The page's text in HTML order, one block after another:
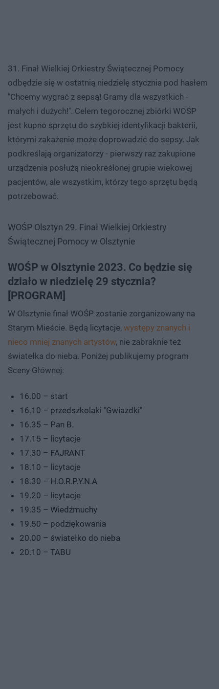
31. Finał Wielkiej Orkiestry Świątecznej Pomocy
odbędzie się w ostatnią niedzielę stycznia pod hasłem
"Chcemy wygrać z sepsą! Gramy dla wszystkich -
małych i dużych!". Celem tegorocznej zbiórki WOŚP
jest kupno sprzętu do szybkiej identyfikacji bakterii,
którymi zakażenie może doprowadzić do sepsy. Jak
podkreślają organizatorzy - pierwszy raz zakupione
urządzenia posłużą nieokreślonej grupie wiekowej
pacjentów, ale wszystkim, którzy tego sprzętu będą
potrzebować.
WOŚP Olsztyn 29. Finał Wielkiej Orkiestry
Świątecznej Pomocy w Olsztynie
WOŚP w Olsztynie 2023. Co będzie się
działo w niedzielę 29 stycznia?
[PROGRAM]
W Olsztynie finał WOŚP zostanie zorganizowany na
Starym Mieście. Będą licytacje, występy znanych i
nieco mniej znanych artystów, nie zabraknie też
światełka do nieba. Poniżej publikujemy program
Sceny Głównej:
16.00 – start
16.10 – przedszkolaki "Gwiazdki"
16.35 – Pan B.
17.15 – licytacje
17.30 – FAJRANT
18.10 – licytacje
18.30 – H.O.R.P.Y.N.A
19.20 – licytacje
19.35 – Wiedźmuchy
19.50 – podziękowania
20.00 – światełko do nieba
20.10 – TABU